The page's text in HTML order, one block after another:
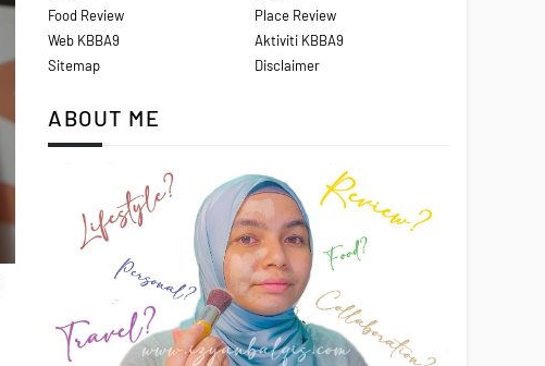
Food Review
Place Review
Web KBBA9
Aktiviti KBBA9
Sitemap
Disclaimer
ABOUT ME